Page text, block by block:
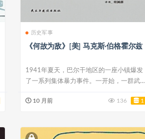
历史军事
《何故为敌》[美] 马克斯·伯格霍尔兹
1941年夏天，巴尔干地区的一座小镇爆发
了一系列集体暴力事件。一开始，一群武装
10 月前 136 1